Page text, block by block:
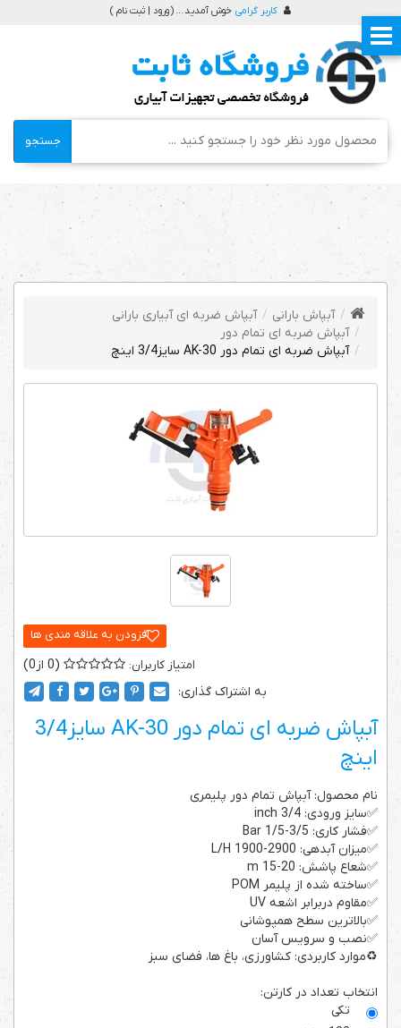
کاربر گرامی خوش آمدید ... (ورود | ثبت نام )
جستجو
آبپاش بارانی
آبپاش ضربه ای آبیاری بارانی
آبپاش ضربه ای تمام دور
آبپاش ضربه ای تمام دور AK-30 سایز3/4 اینچ
0
0
به اشتراک گذاری:
آبپاش ضربه ای تمام دور AK-30 سایز3/4
اینچ
نام محصول: آبپاش تمام دور پلیمری
✅سایز ورودی: 3/4 inch
✅فشار کاری: 3/5-1/5 Bar
✅میزان آبدهی: 2900-1900 L/H
✅شعاع پاشش: 20-15 m
✅ساخته شده از پلیمر POM
✅مقاوم دربرابر اشعه UV
✅بالاترین سطح همپوشانی
✅نصب و سرویس آسان
♻️موارد کاربردی: کشاورزی، باغ ها، فضای سبز
انتخاب تعداد در کارتن:
تکی